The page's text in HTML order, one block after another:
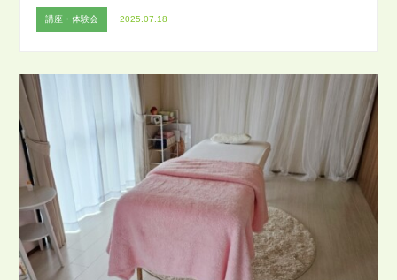
講座・体験会 2025.07.18